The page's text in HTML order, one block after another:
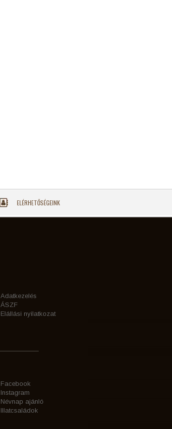
ELÉRHETŐSÉGEINK
Adatkezelés
ÁSZF
Elállási nyilatkozat
Facebook
Instagram
Névnap ajánló
Illatcsaládok